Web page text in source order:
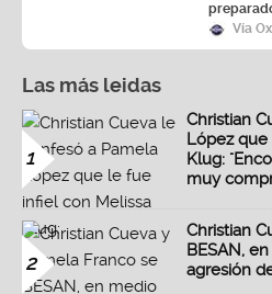
Vía
Las más leidas
1
Christian
López
Klug:
muy
2
Christian
BESAN,
agresión